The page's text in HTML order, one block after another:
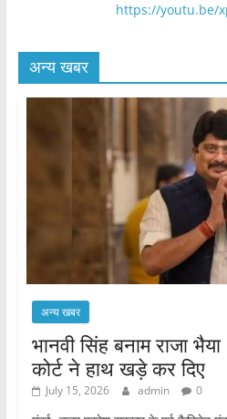
https://youtu.be/
अन्य खबर
अन्य खबर
भानवी सिंह बनाम राजा
कोर्ट ने हाथ खड़े कर दिए
July 15, 2026 admin 0